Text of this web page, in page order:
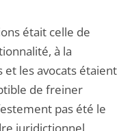
était celle de
à la
les avocats étaient
de freiner
pas été le